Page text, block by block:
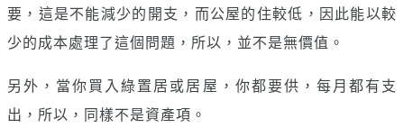
要，這是不能減少的開支，而公屋的住較低，因此能以較
少的成本處理了這個問題，所以，並不是無價值。
另外，當你買入綠置居或居屋，你都要供，每月都有支
出，所以，同樣不是資產項。